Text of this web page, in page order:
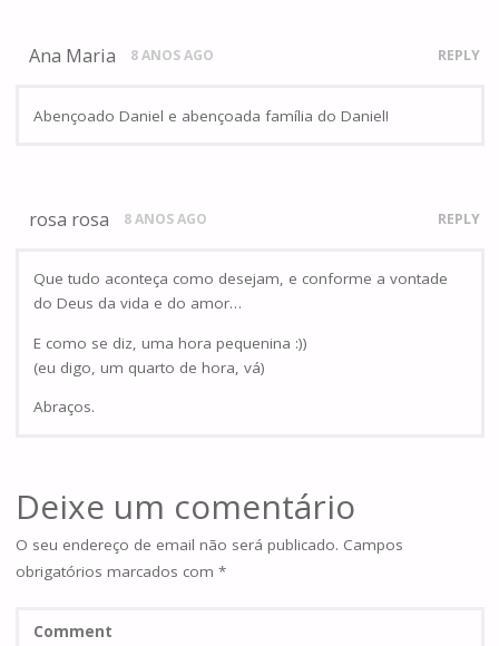
Ana Maria 8 ANOS AGO REPLY
Abençoado Daniel e abençoada família do Daniel!
rosa rosa 8 ANOS AGO REPLY
Que tudo aconteça como desejam, e conforme a vontade
do Deus da vida e do amor…
E como se diz, uma hora pequenina :))
(eu digo, um quarto de hora, vá)
Abraços.
Deixe um comentário
O seu endereço de email não será publicado. Campos
obrigatórios marcados com *